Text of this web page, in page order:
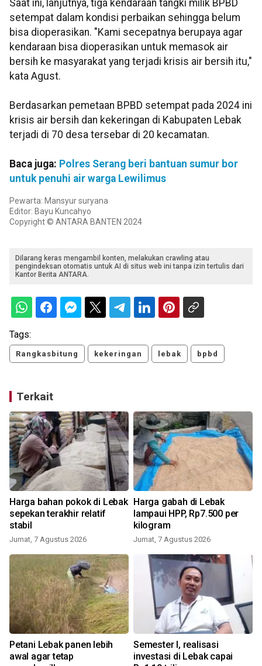
Saat ini, lanjutnya, tiga kendaraan tangki milik BPBD
setempat dalam kondisi perbaikan sehingga belum
bisa dioperasikan. "Kami secepatnya berupaya agar
kendaraan bisa dioperasikan untuk memasok air
bersih ke masyarakat yang terjadi krisis air bersih itu,"
kata Agust.
Berdasarkan pemetaan BPBD setempat pada 2024 ini
krisis air bersih dan kekeringan di Kabupaten Lebak
terjadi di 70 desa tersebar di 20 kecamatan.
Baca juga: Polres Serang beri bantuan sumur bor
untuk penuhi air warga Lewilimus
Pewarta: Mansyur suryana
Editor: Bayu Kuncahyo
Copyright © ANTARA BANTEN 2024
Dilarang keras mengambil konten, melakukan crawling atau
pengindeksan otomatis untuk AI di situs web ini tanpa izin tertulis dari
Kantor Berita ANTARA.
Tags:
Rangkasbitung kekeringan lebak bpbd
Terkait
Harga bahan pokok di Lebak
sepekan terakhir relatif
stabil
Jumat, 7 Agustus 2026
Harga gabah di Lebak
lampaui HPP, Rp7.500 per
kilogram
Jumat, 7 Agustus 2026
Petani Lebak panen lebih
awal agar tetap
Semester I, realisasi
investasi di Lebak capai